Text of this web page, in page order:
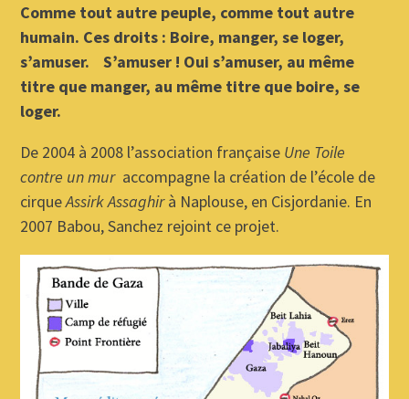
Comme tout autre peuple, comme tout autre
humain. Ces droits : Boire, manger, se loger,
s’amuser. S’amuser ! Oui s’amuser, au même
titre que manger, au même titre que boire, se
loger.
De 2004 à 2008 l’association française Une Toile
contre un muraccompagne la création de l’école de
cirqueAssirk Assaghirà Naplouse, en Cisjordanie. En
2007 Babou, Sanchez rejoint ce projet.